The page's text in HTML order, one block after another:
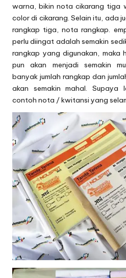
warna, bikin nota cikarang tiga
color di cikarang. Selain itu, ada
rangkap tiga, nota rangkap.
perlu diingat adalah semakin
rangkap yang digunakan, maka
pun akan menjadi semakin
banyak jumlah rangkap dan
akan semakin mahal. Supaya
contoh nota / kwitansi yang